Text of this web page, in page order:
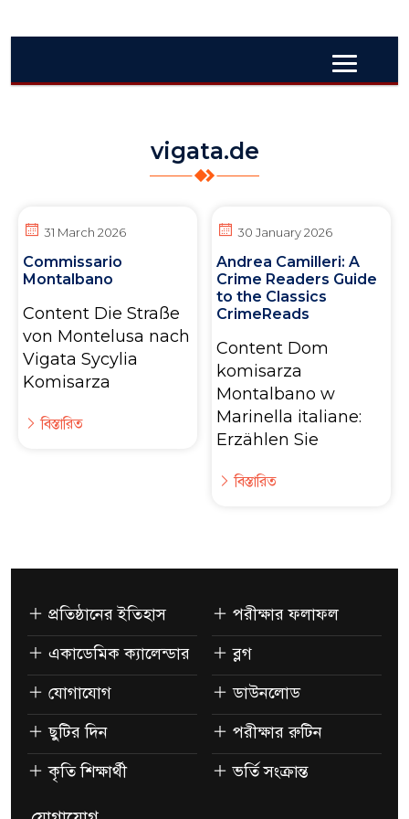
vigata.de
31 March 2026
Commissario
Montalbano
Content Die Straße
von Montelusa nach
Vigata Sycylia
Komisarza
বিস্তারিত
30 January 2026
Andrea Camilleri: A
Crime Readers Guide
to the Classics
CrimeReads
Content Dom
komisarza
Montalbano w
Marinella italiane:
Erzählen Sie
বিস্তারিত
প্রতিষ্ঠানের ইতিহাস
একাডেমিক ক্যালেন্ডার
যোগাযোগ
ছুটির দিন
কৃতি শিক্ষার্থী
পরীক্ষার ফলাফল
ব্লগ
ডাউনলোড
পরীক্ষার রুটিন
ভর্তি সংক্রান্ত